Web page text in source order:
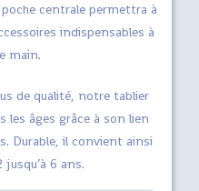
centrale permettra à
indispensables à
main.
de qualité, notre tablier
les âges grâce à son lien
Durable, il convient ainsi
6 ans.